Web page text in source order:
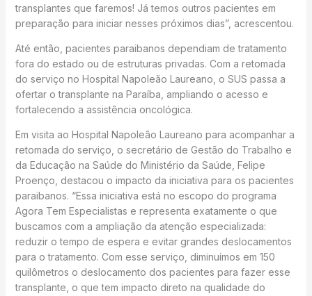
transplantes que faremos! Já temos outros pacientes em
preparação para iniciar nesses próximos dias”, acrescentou.
Até então, pacientes paraibanos dependiam de tratamento
fora do estado ou de estruturas privadas. Com a retomada
do serviço no Hospital Napoleão Laureano, o SUS passa a
ofertar o transplante na Paraíba, ampliando o acesso e
fortalecendo a assistência oncológica.
Em visita ao Hospital Napoleão Laureano para acompanhar a
retomada do serviço, o secretário de Gestão do Trabalho e
da Educação na Saúde do Ministério da Saúde, Felipe
Proenço, destacou o impacto da iniciativa para os pacientes
paraibanos. “Essa iniciativa está no escopo do programa
Agora Tem Especialistas e representa exatamente o que
buscamos com a ampliação da atenção especializada:
reduzir o tempo de espera e evitar grandes deslocamentos
para o tratamento. Com esse serviço, diminuímos em 150
quilômetros o deslocamento dos pacientes para fazer esse
transplante, o que tem impacto direto na qualidade do